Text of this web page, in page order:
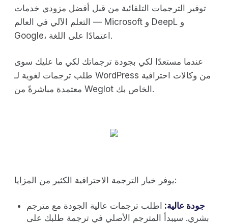
توفير الترجمات التلقائية من قبل أفضل مزودي خدمات
التعلم الآلي في العالم — Microsoft و DeepL و
Google، اعتمادًا على اللغة.
عندما مستعدًا لكي بجودة ترجماتك لكي ما عليك سوى
طلب ترجمات لغوية لـ WordPress من وكالات احترافية
معتمدة مباشرةً من Weglot الخاص بك.
يوفر خيار الترجمة الاحترافية الكثير من المزايا:
جودة عالية: اطلب ترجمات عالية الجودة مع مترجم
بشري. سيبدأ المترجم الأصلي في ترجمة طلبك على